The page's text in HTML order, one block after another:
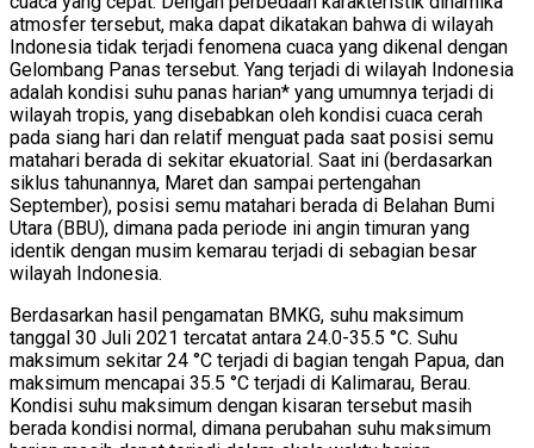
atmosfer tersebut, maka dapat dikatakan bahwa di wilayah
Indonesia tidak terjadi fenomena cuaca yang dikenal dengan
Gelombang Panas tersebut. Yang terjadi di wilayah Indonesia
adalah kondisi suhu panas harian* yang umumnya terjadi di
wilayah tropis, yang disebabkan oleh kondisi cuaca cerah
pada siang hari dan relatif menguat pada saat posisi semu
matahari berada di sekitar ekuatorial. Saat ini (berdasarkan
siklus tahunannya, Maret dan sampai pertengahan
September), posisi semu matahari berada di Belahan Bumi
Utara (BBU), dimana pada periode ini angin timuran yang
identik dengan musim kemarau terjadi di sebagian besar
wilayah Indonesia.
Berdasarkan hasil pengamatan BMKG, suhu maksimum
tanggal 30 Juli 2021 tercatat antara 24.0-35.5 °C. Suhu
maksimum sekitar 24 °C terjadi di bagian tengah Papua, dan
maksimum mencapai 35.5 °C terjadi di Kalimarau, Berau.
Kondisi suhu maksimum dengan kisaran tersebut masih
berada kondisi normal, dimana perubahan suhu maksimum